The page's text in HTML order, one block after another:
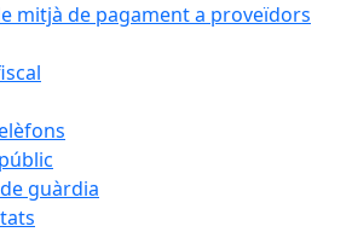
mitjà de pagament a proveïdors
guàrdia